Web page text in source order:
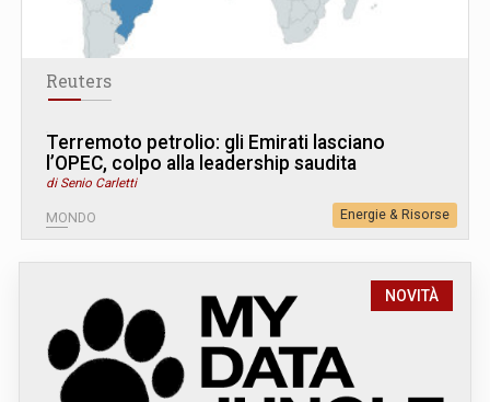
Reuters
Terremoto petrolio: gli Emirati lasciano
l’OPEC, colpo alla leadership saudita
di Senio Carletti
MONDO Energie & Risorse
NOVITÀ